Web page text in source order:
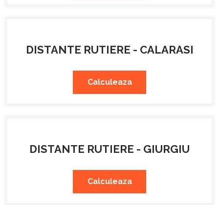
DISTANTE RUTIERE - CALARASI
Calculeaza
DISTANTE RUTIERE - GIURGIU
Calculeaza